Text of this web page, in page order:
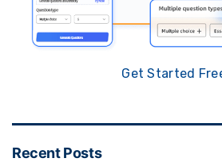
Get Started
Recent Posts